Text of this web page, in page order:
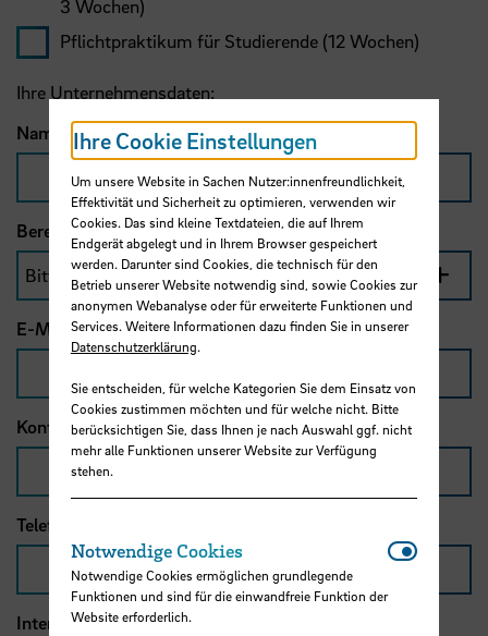
3 Wochen)
Pflichtpraktikum für Studierende (12 Wochen)
Ihre Unternehmensdaten:
Name des Unternehmens*
Bereich*
E-Mail-Adresse*
Kontaktperson*
Telefon
Internetseite (optimalerweise Ihre Karriereseite)
Ihre Cookie Einstellungen
Um unsere Website in Sachen Nutzer:innenfreundlichkeit,
Effektivität und Sicherheit zu optimieren, verwenden wir
Cookies. Das sind kleine Textdateien, die auf Ihrem
Endgerät abgelegt und in Ihrem Browser gespeichert
werden. Darunter sind Cookies, die technisch für den
Betrieb unserer Website notwendig sind, sowie Cookies zur
anonymen Webanalyse oder für erweiterte Funktionen und
Services. Weitere Informationen dazu finden Sie in unserer
Datenschutzerklärung.
Sie entscheiden, für welche Kategorien Sie dem Einsatz von
Cookies zustimmen möchten und für welche nicht. Bitte
berücksichtigen Sie, dass Ihnen je nach Auswahl ggf. nicht
mehr alle Funktionen unserer Website zur Verfügung
stehen.
Notwendige Cookies
Notwendige Cookies ermöglichen grundlegende
Funktionen und sind für die einwandfreie Funktion der
Website erforderlich.